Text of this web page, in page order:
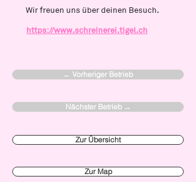
Wir freuen uns über deinen Besuch.
https://www.schreinerei.tigel.ch
← Vorheriger Betrieb
Nächster Betrieb →
Zur Übersicht
Zur Map